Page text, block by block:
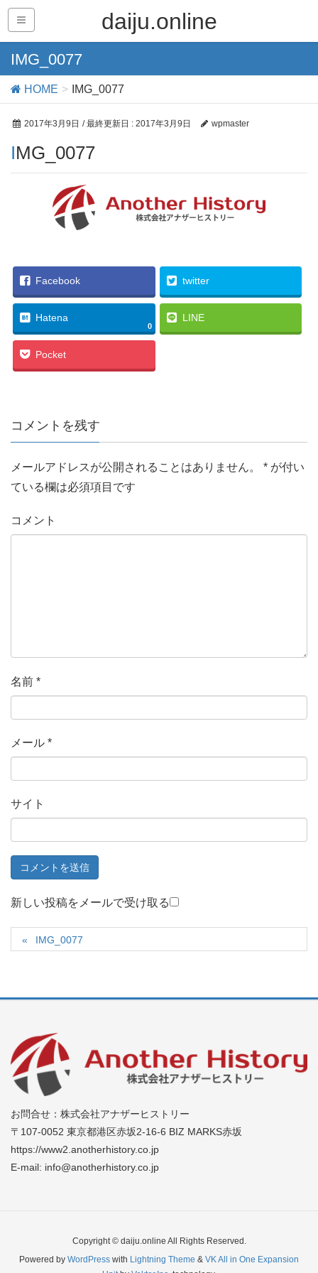
daiju.online
IMG_0077
HOME IMG_0077
2017年3月9日 / 最終更新日 : 2017年3月9日 wpmaster
IMG_0077
Facebook twitter
Hatena
0
LINE
Pocket
コメントを残す
メールアドレスが公開されることはありません。 * が付い
ている欄は必須項目です
コメント
名前 *
メール *
サイト
新しい投稿をメールで受け取る
IMG_0077
お問合せ：株式会社アナザーヒストリー
〒107-0052 東京都港区赤坂2-16-6 BIZ MARKS赤坂
https://www2.anotherhistory.co.jp
E-mail: info@anotherhistory.co.jp
Copyright © daiju.online All Rights Reserved.
Powered by WordPress with Lightning Theme & VK All in One Expansion